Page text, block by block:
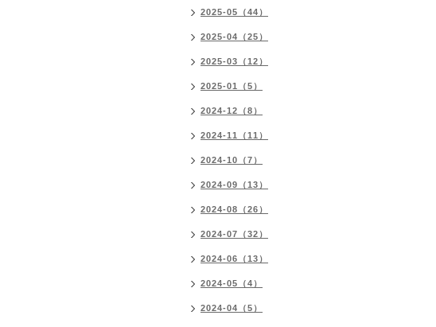
2025-05（44）
2025-04（25）
2025-03（12）
2025-01（5）
2024-12（8）
2024-11（11）
2024-10（7）
2024-09（13）
2024-08（26）
2024-07（32）
2024-06（13）
2024-05（4）
2024-04（5）